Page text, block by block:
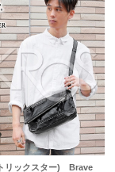
リックスター) Brave